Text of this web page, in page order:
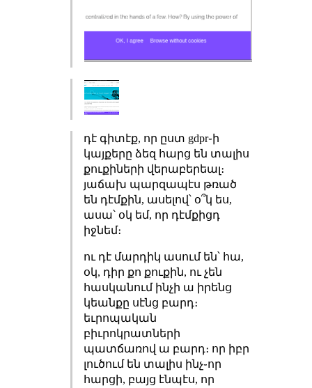
դէ գիտէք, որ ըստ gdpr֊ի
կայքերը ձեզ հարց են տալիս
քուքիների վերաբերեալ։
յաճախ պարզապէս թռած
են դէմքին, ասելով՝ օ՞կ ես,
ասա՝ օկ եմ, որ դէմքիցդ
իջնեմ։
ու դէ մարդիկ ասում են՝ հա,
օկ, դիր քո քուքին, ու չեն
հասկանում ինչի ա իրենց
կեանքը սէնց բարդ։
եւրոպական
բիւրոկրատների
պատճառով ա բարդ։ որ իբր
լուծում են տալիս ինչ֊որ
հարցի, բայց էնպէս, որ